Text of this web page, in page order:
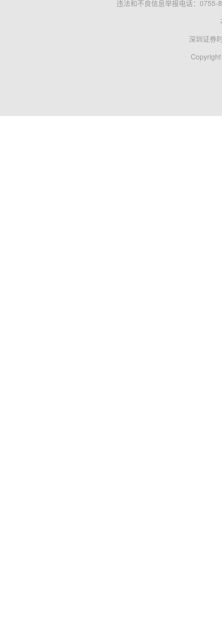
违法和不良信息举报电话：0755-
深圳证券